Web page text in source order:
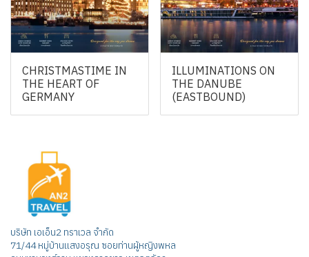
CHRISTMASTIME IN
THE HEART OF
GERMANY
ILLUMINATIONS ON
THE DANUBE
(EASTBOUND)
บริษัท เอเอ็น2 ทราเวล จำกัด
71/44 หมู่บ้านแสงอรุณ ซอยท่านผู้หญิงพหล